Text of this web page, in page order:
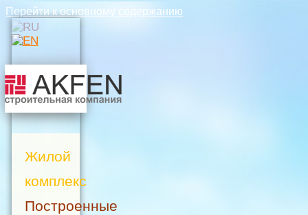
Перейти к основному содержанию
Жилой
комплекс
Построенные